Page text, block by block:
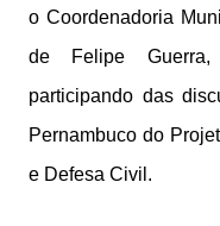
o Coordenadoria
de Felipe
participando das
Pernambuco do
e Defesa Civil.